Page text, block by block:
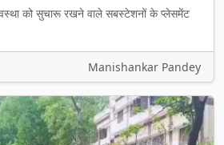
को सुचारू रखने वाले सबस्टेशनों के प्लेसमेंट
Manishankar Pandey